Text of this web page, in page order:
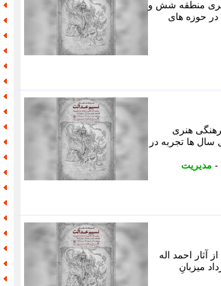
منطقه شش و
حوزه های
هنری
ها تجربه در
- مدیریت
آثار احمد اله
میزبانِ